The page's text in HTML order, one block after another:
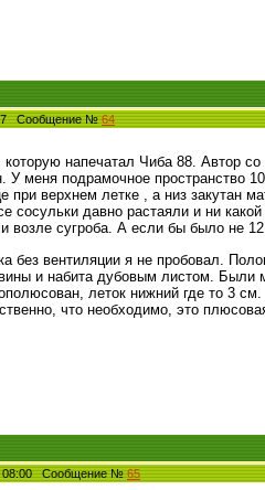
Сообщение №64
которую напечатал Чиба 88. Автор
У меня подрамочное пространство
при верхнем летке , а низ закутан
сосульки давно растаяли и ни
возле сугроба. А если бы было не
без вентиляции я не пробовал.
и набита дубовым листом. Были
леток нижний где то 3 см.
что необходимо, это
08:00 Сообщение №65